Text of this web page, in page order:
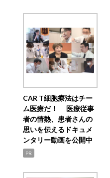
CAR T細胞療法はチー
ム医療だ！ 医療従事
者の情熱、患者さんの
思いを伝えるドキュメ
ンタリー動画を公開中
PR